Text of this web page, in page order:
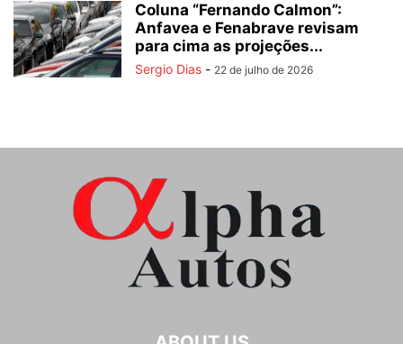
Coluna “Fernando Calmon”:
Anfavea e Fenabrave revisam
para cima as projeções...
Sergio Dias - 22 de julho de 2026